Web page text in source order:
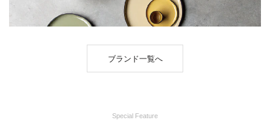
ブランド一覧へ
Special Feature